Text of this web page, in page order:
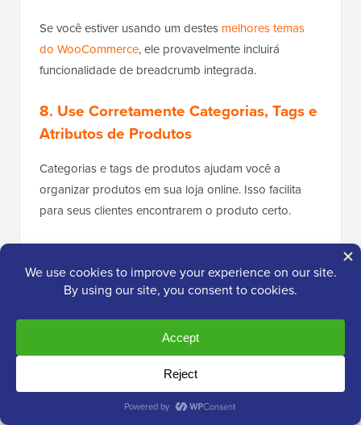
Se você estiver usando um destes melhores temas
do WooCommerce, ele provavelmente incluirá
funcionalidade de breadcrumb integrada.
8. Use Corretamente Categorias, Tags e
Atributos de Produtos
Categorias e tags de produtos ajudam você a
organizar produtos em sua loja online. Isso facilita
para seus clientes encontrarem o produto certo.
busca da mesma forma. Cada categoria de produto e
tag tem sua própria página no WooCommerce, que